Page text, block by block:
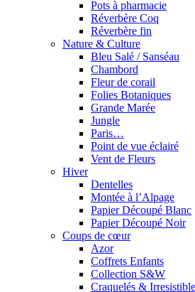
Pots à pharmacie
Réverbère Coq
Réverbère fin
Nature & Culture
Bleu Salé / Sanséau
Chambord
Fleur de corail
Folies Botaniques
Grande Marée
Jungle
Paris…
Point de vue éclairé
Vent de Fleurs
Hiver
Dentelles
Montée à l’Alpage
Papier Découpé Blanc
Papier Découpé Noir
Coups de cœur
Azor
Coffrets Enfants
Collection S&W
Craquelés &